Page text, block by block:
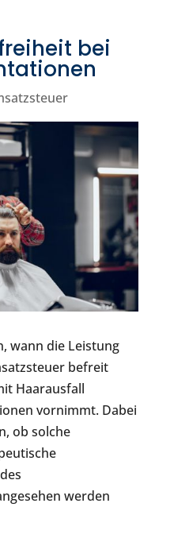
bei
wann die Leistung
befreit
Haarausfall
vornimmt. Dabei
ob solche
werden